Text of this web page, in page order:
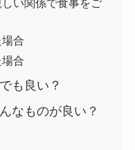
い関係で食事をご
合
合
も良い？
なものが良い？